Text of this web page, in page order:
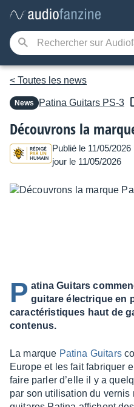
< Toutes les news
News Patina Guitars PS-3
Découvrons la
Publié le 11/05/2026
jour le 11/05/2026
P atina Guitars
guitare électrique en
caractéristiques haut de
contenus.
La marque Patina Guitars
Europe et les fait fabriquer
faire parler d’elle il y a
par son utili­sa­tion du